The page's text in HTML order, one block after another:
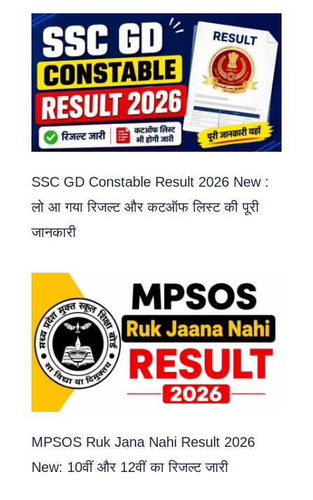
SSC GD Constable Result 2026 New :
लो आ गया रिजल्ट और कटऑफ लिस्ट की पूरी
जानकारी
MPSOS Ruk Jana Nahi Result 2026
New: 10वीं और 12वीं का रिजल्ट जारी